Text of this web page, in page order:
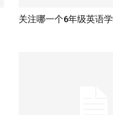
关注哪一个6年级英语